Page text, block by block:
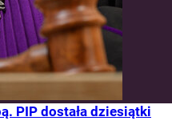
PIP dostała dziesiątki